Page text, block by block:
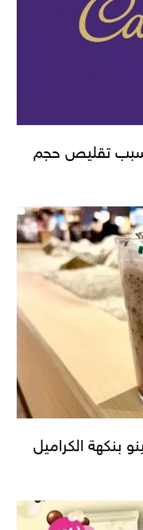
بسبب تقليص حجم
بنكهة الكراميل